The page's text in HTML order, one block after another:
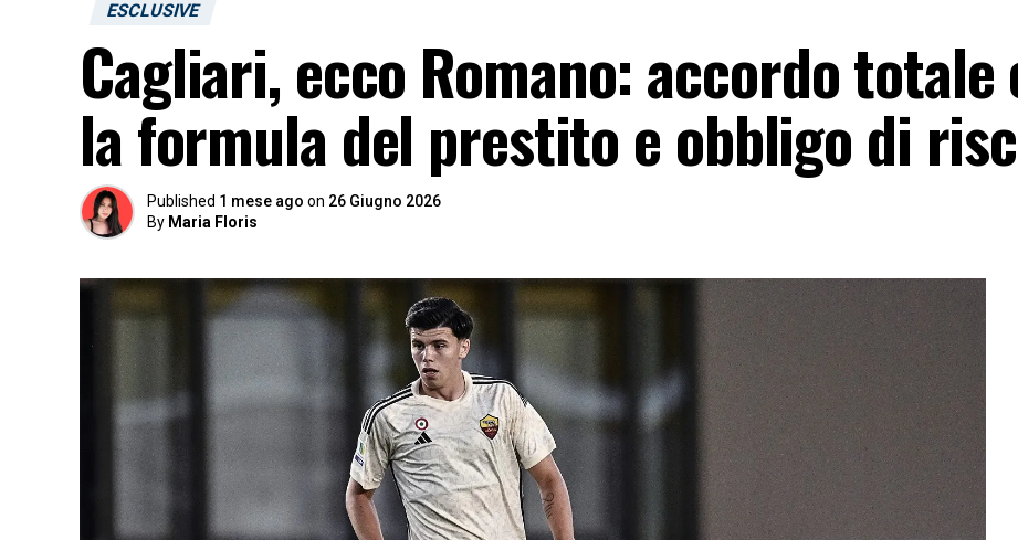
ESCLUSIVE
Cagliari, ecco Romano: accordo totale
la formula del prestito e obbligo di
Published 1 mese ago on 26 Giugno 2026
By Maria Floris